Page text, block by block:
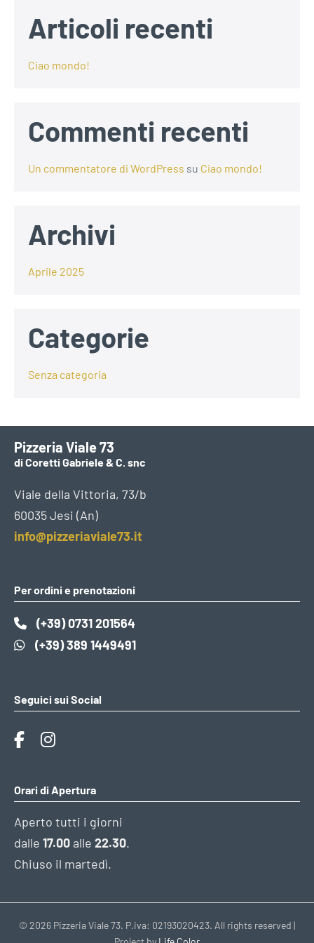
Articoli recenti
Ciao mondo!
Commenti recenti
Un commentatore di WordPress su Ciao mondo!
Archivi
Aprile 2025
Categorie
Senza categoria
Pizzeria Viale 73
di Coretti Gabriele & C. snc
Viale della Vittoria, 73/b
60035 Jesi (An)
info@pizzeriaviale73.it
Per ordini e prenotazioni
(+39) 0731 201564
(+39) 389 1449491
Seguici sui Social
Orari di Apertura
Aperto tutti i giorni
dalle 17.00 alle 22.30.
Chiuso il martedì.
© 2026 Pizzeria Viale 73. P.iva: 02193020423. All rights reserved |